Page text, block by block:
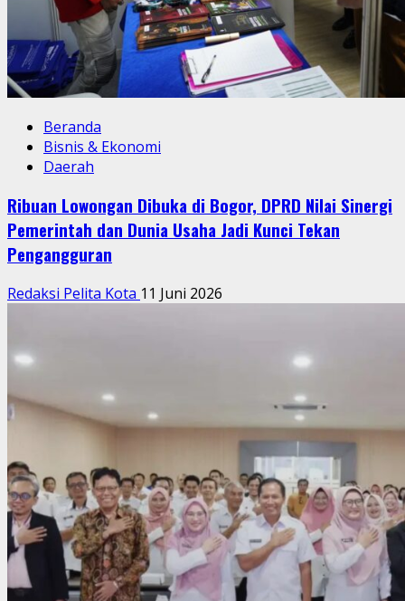
Beranda
Bisnis & Ekonomi
Daerah
Ribuan Lowongan Dibuka di Bogor, DPRD Nilai Sinergi
Pemerintah dan Dunia Usaha Jadi Kunci Tekan
Pengangguran
Redaksi Pelita Kota 11 Juni 2026